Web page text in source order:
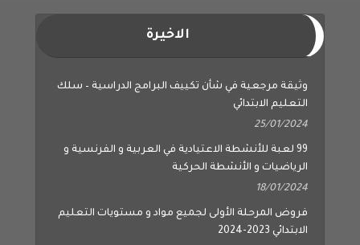
الاخيرة
وثيقة مرجعية في شأن تكييف البرامج الدراسية – سلك
التعليم الابتدائي
25/01/2024
99 لعبة للأنشطة الاعتيادية في العربية و الفرنسية و
الرياضيات و الأنشطة الحركية
18/01/2024
فروض المرحلة الأولى لجميع مواد و مستويات التعليم
الابتدائي 2023-2024